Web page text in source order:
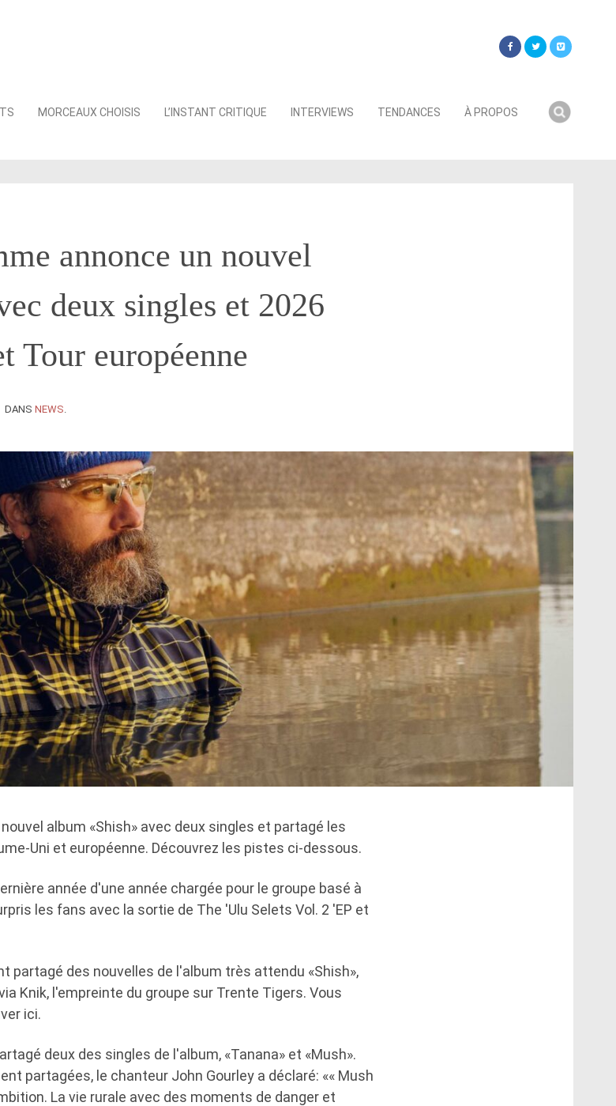
MORCEAUX CHOISIS L’INSTANT CRITIQUE INTERVIEWS TENDANCES À PROPOS
annonce un nouvel
deux singles et 2026
Tour européenne
DANS NEWS
album «Shish» avec deux singles et partagé les
Uni et européenne. Découvrez les pistes ci-dessous.
année d'une année chargée pour le groupe basé à
les fans avec la sortie de The 'Ulu Selets Vol. 2 'EP et
partagé des nouvelles de l'album très attendu «Shish»,
Knik, l'empreinte du groupe sur Trente Tigers. Vous
ici.
deux des singles de l'album, «Tanana» et «Mush».
partagées, le chanteur John Gourley a déclaré: «« Mush
La vie rurale avec des moments de danger et